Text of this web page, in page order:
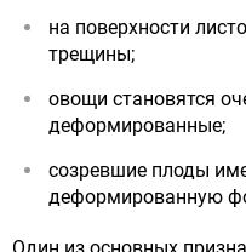
на поверхности
трещины;
овощи становятся
деформированные;
созревшие плоды
деформированную